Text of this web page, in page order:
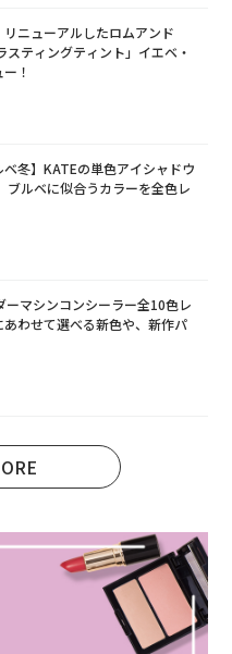
リニューアルしたロムアンド
スティングティント」イエベ・
！
ベ冬】KATEの単色アイシャドウ
ブルベに似合うカラーを全色レ
ーマシンコンシーラー全10色レ
あわせて選べる新色や、新作パ